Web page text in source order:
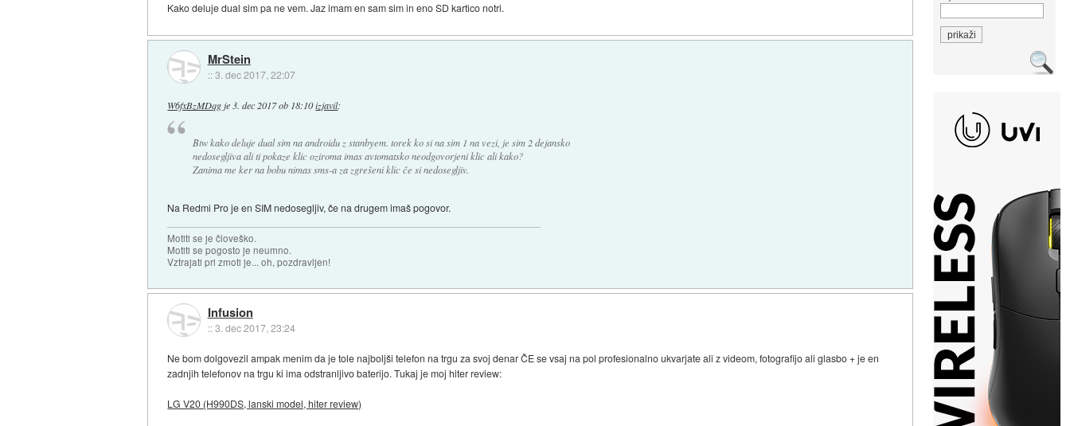
Kako deluje dual sim pa ne vem. Jaz imam en sam sim in eno SD kartico notri.
MrStein
::3. dec 2017, 22:07
W6fxBzMDqg je 3. dec 2017 ob 18:10 izjavil:
Btw kako deluje dual sim na androidu z stanbyem. torek ko si na sim 1 na vezi, je sim 2 dejansko
nedosegljiva ali ti pokaze klic oziroma imas avtomatsko neodgovorjeni klic ali kako?
Zanima me ker na bobu nimas sms-a za zgrešeni klic če si nedosegljiv.
Na Redmi Pro je en SIM nedosegljiv, če na drugem imaš pogovor.
Motiti se je človeško.
Motiti se pogosto je neumno.
Vztrajati pri zmoti je... oh, pozdravljen!
Infusion
::3. dec 2017, 23:24
Ne bom dolgovezil ampak menim da je tole najboljši telefon na trgu za svoj denar ČE se vsaj na pol profesionalno ukvarjate ali z videom, fotografijo ali glasbo + je en
zadnjih telefonov na trgu ki ima odstranljivo baterijo. Tukaj je moj hiter review:
LG V20 (H990DS, lanski model, hiter review)